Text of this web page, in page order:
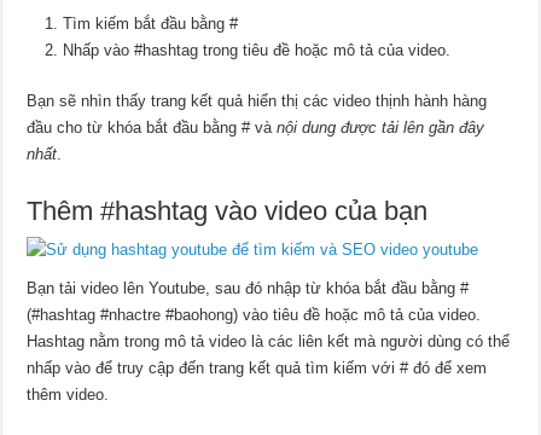
Tìm kiếm bắt đầu bằng #
Nhấp vào #hashtag trong tiêu đề hoặc mô tả của video.
Bạn sẽ nhìn thấy trang kết quả hiển thị các video thịnh hành hàng
đầu cho từ khóa bắt đầu bằng # vànội dung được tải lên gần đây
nhất.
Thêm #hashtag vào video của bạn
Bạn tải video lên Youtube, sau đó nhập từ khóa bắt đầu bằng #
(#hashtag #nhactre #baohong) vào tiêu đề hoặc mô tả của video.
Hashtag nằm trong mô tả video là các liên kết mà người dùng có thể
nhấp vào để truy cập đến trang kết quả tìm kiếm với # đó để xem
thêm video.